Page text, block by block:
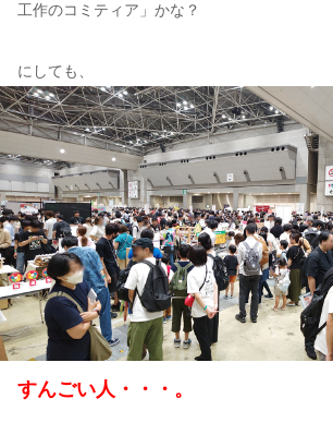
工作のコミティア」かな？
にしても、
すんごい人・・・。